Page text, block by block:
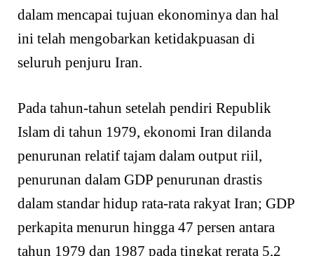
dalam mencapai tujuan ekonominya dan hal
ini telah mengobarkan ketidakpuasan di
seluruh penjuru Iran.
Pada tahun-tahun setelah pendiri Republik
Islam di tahun 1979, ekonomi Iran dilanda
penurunan relatif tajam dalam output riil,
penurunan dalam GDP penurunan drastis
dalam standar hidup rata-rata rakyat Iran; GDP
perkapita menurun hingga 47 persen antara
tahun 1979 dan 1987 pada tingkat rerata 5,2